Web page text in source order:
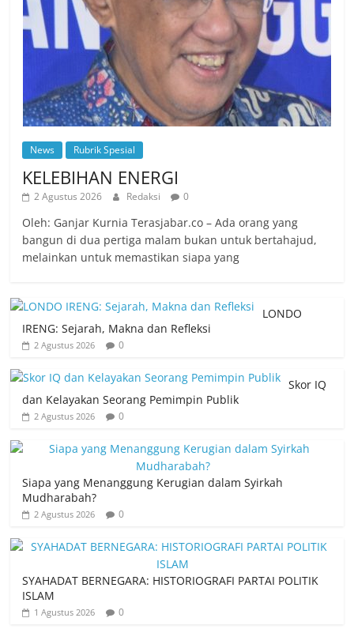
News Rubrik Spesial
KELEBIHAN ENERGI
2 Agustus 2026 Redaksi 0
Oleh: Ganjar Kurnia Terasjabar.co – Ada orang yang
bangun di dua pertiga malam bukan untuk bertahajud,
melainkan untuk memastikan siapa yang
LONDO
IRENG: Sejarah, Makna dan Refleksi
2 Agustus 2026 0
Skor IQ
dan Kelayakan Seorang Pemimpin Publik
2 Agustus 2026 0
Siapa yang Menanggung Kerugian dalam Syirkah
Mudharabah?
2 Agustus 2026 0
SYAHADAT BERNEGARA: HISTORIOGRAFI PARTAI POLITIK
ISLAM
1 Agustus 2026 0